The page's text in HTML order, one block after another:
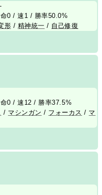
-
0 / 速1 / 勝率50.0%
形 / 精神統一 / 自己修復
0 / 速12 / 勝率37.5%
/ マシンガン / フォーカス / マ